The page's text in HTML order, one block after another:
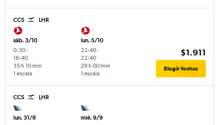
CCS LHR
sáb. 3/10
0:30-
16:40
1 escala
35 h 10 min
lun. 5/10
22:40-
22:40
1 escala
29 h 00 min
$1.911
Elegir fechas
CCS LHR
lun. 31/8
mié. 9/9